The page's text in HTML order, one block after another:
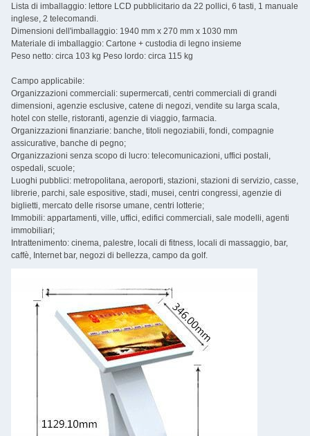
Lista di imballaggio: lettore LCD pubblicitario da 22 pollici, 6 tasti, 1 manuale
inglese, 2 telecomandi.
Dimensioni dell'imballaggio: 1940 mm x 270 mm x 1030 mm
Materiale di imballaggio: Cartone + custodia di legno insieme
Peso netto: circa 103 kg Peso lordo: circa 115 kg
Campo applicabile:
Organizzazioni commerciali: supermercati, centri commerciali di grandi
dimensioni, agenzie esclusive, catene di negozi, vendite su larga scala,
hotel con stelle, ristoranti, agenzie di viaggio, farmacia.
Organizzazioni finanziarie: banche, titoli negoziabili, fondi, compagnie
assicurative, banche di pegno;
Organizzazioni senza scopo di lucro: telecomunicazioni, uffici postali,
ospedali, scuole;
Luoghi pubblici: metropolitana, aeroporti, stazioni, stazioni di servizio, casse,
librerie, parchi, sale espositive, stadi, musei, centri congressi, agenzie di
biglietti, mercato delle risorse umane, centri lotterie;
Immobili: appartamenti, ville, uffici, edifici commerciali, sale modelli, agenti
immobiliari;
Intrattenimento: cinema, palestre, locali di fitness, locali di massaggio, bar,
caffè, Internet bar, negozi di bellezza, campo da golf.